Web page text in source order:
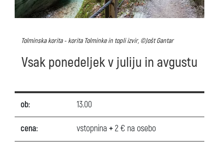
Tolminska korita - korita Tolminke in topli izvir, ©Jošt Gantar
Vsak ponedeljek v juliju in avgustu
ob: 13.00
cena: vstopnina +2 € na osebo